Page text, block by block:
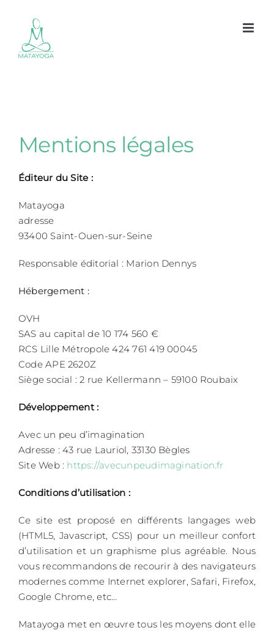
contenu
Mentions légales
Éditeur du Site :
Matayoga
adresse
93400 Saint-Ouen-sur-Seine
Responsable éditorial : Marion Dennys
Hébergement :
OVH
SAS au capital de 10 174 560 €
RCS Lille Métropole 424 761 419 00045
Code APE 2620Z
Siège social : 2 rue Kellermann – 59100 Roubaix
Développement:
Avec un peu d’imagination
Adresse : 43 rue Lauriol, 33130 Bègles
Site Web : https://avecunpeudimagination.fr
Conditions d’utilisation :
Ce site est proposé en différents langages web
(HTML5, Javascript, CSS) pour un meilleur confort
d’utilisation et un graphisme plus agréable. Nous
vous recommandons de recourir à des navigateurs
modernes comme Internet explorer, Safari, Firefox,
Google Chrome, etc…
Matayoga met en œuvre tous les moyens dont elle